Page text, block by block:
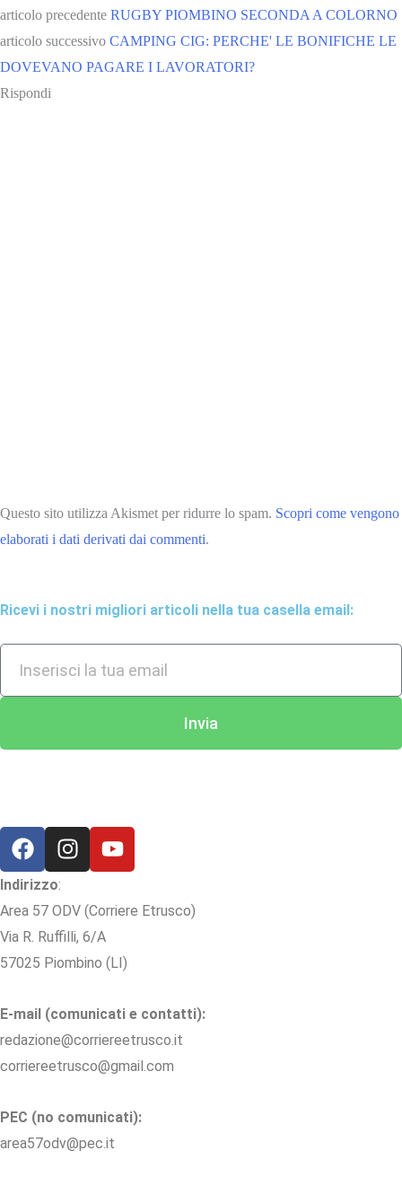
articolo precedente RUGBY PIOMBINO SECONDA A COLORNO
articolo successivo CAMPING CIG: PERCHE' LE BONIFICHE LE
DOVEVANO PAGARE I LAVORATORI?
Rispondi
Questo sito utilizza Akismet per ridurre lo spam. Scopri come vengono
elaborati i dati derivati dai commenti.
Ricevi i nostri migliori articoli nella tua casella email:
Invia
Indirizzo:
Area 57 ODV (Corriere Etrusco)
Via R. Ruffilli, 6/A
57025 Piombino (LI)
E-mail (comunicati e contatti):
redazione@corriereetrusco.it
corriereetrusco@gmail.com
PEC (no comunicati):
area57odv@pec.it